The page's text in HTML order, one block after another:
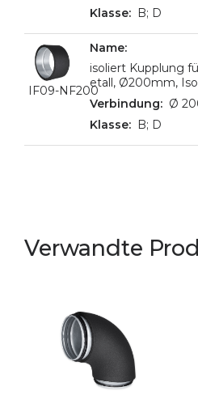
B; D
IF09-NF200
isoliert Kupplung
etall, Ø200mm,
Ø
B; D
Verwandte